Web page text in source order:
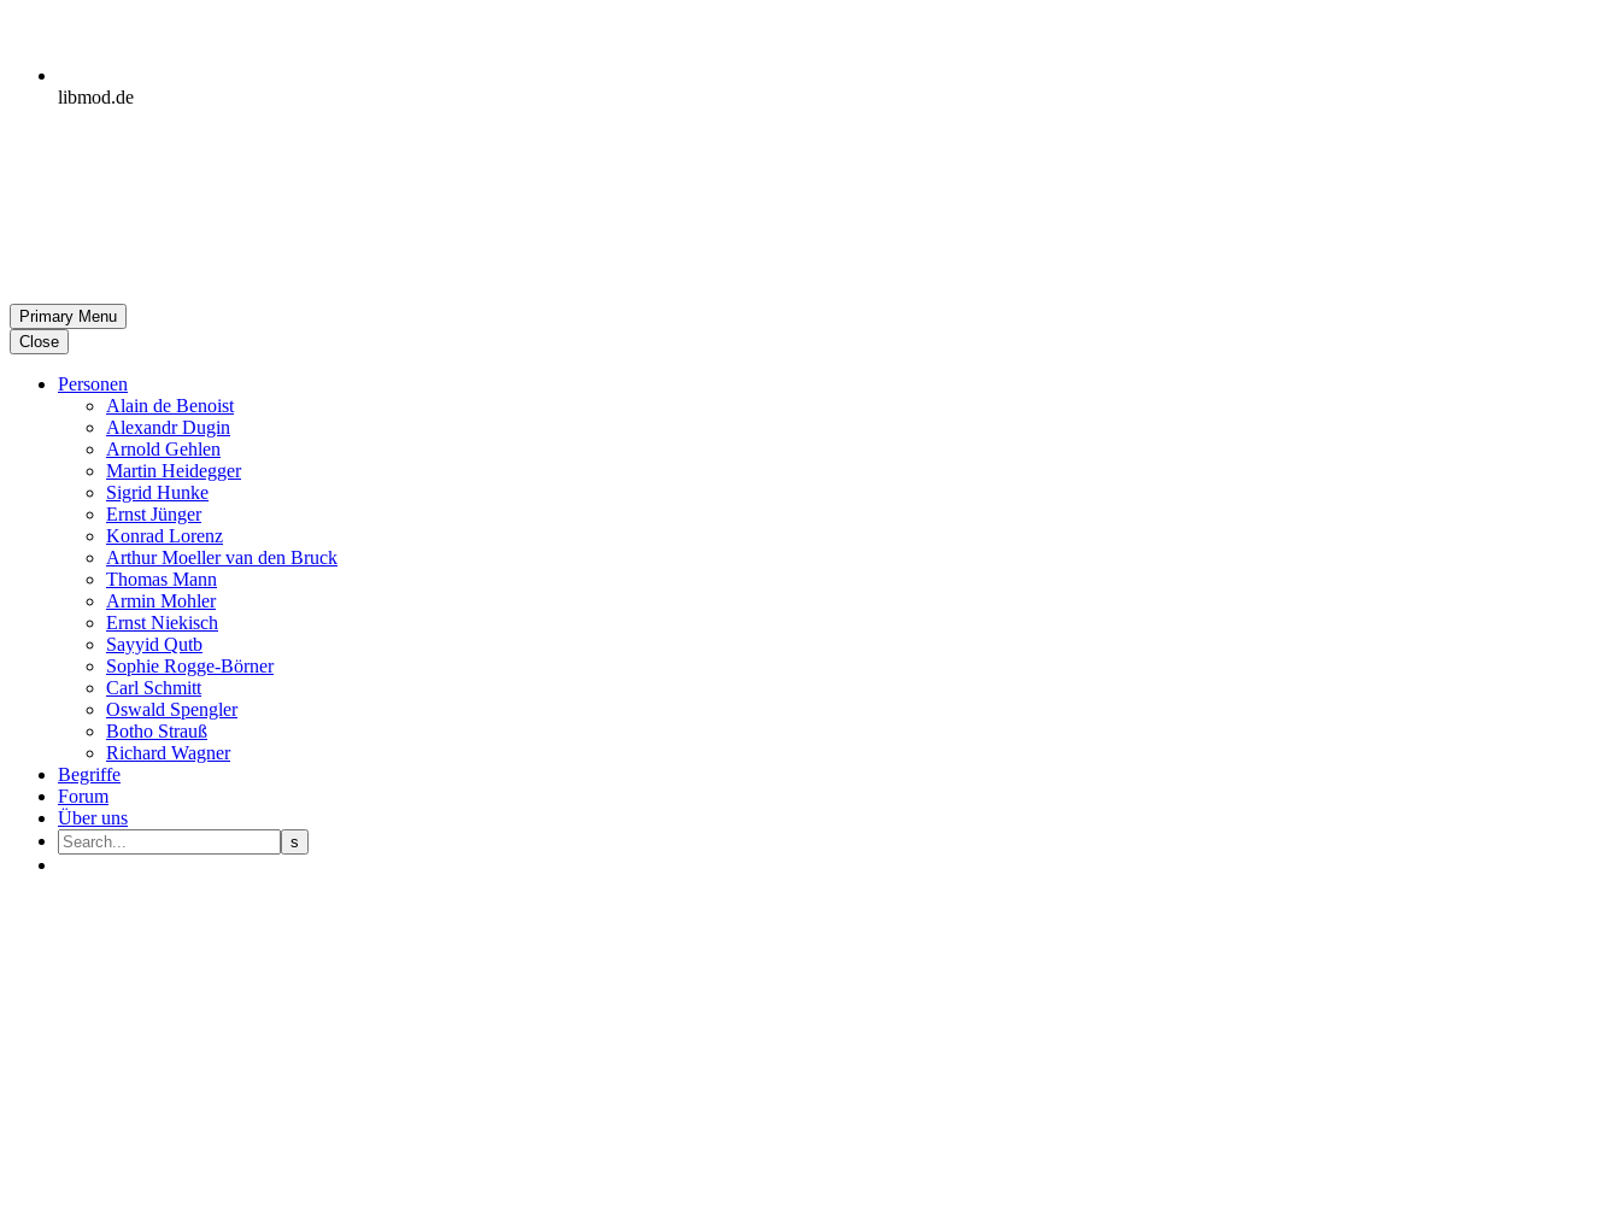
libmod.de
Primary Menu
Close
Per­so­nen
Alain de Benoist
Alex­andr Dugin
Arnold Gehlen
Martin Heid­eg­ger
Sigrid Hunke
Ernst Jünger
Konrad Lorenz
Arthur Moeller van den Bruck
Thomas Mann
Armin Mohler
Ernst Nie­kisch
Sayyid Qutb
Sophie Rogge-Börner
Carl Schmitt
Oswald Speng­ler
Botho Strauß
Richard Wagner
Begriffe
Forum
Über uns